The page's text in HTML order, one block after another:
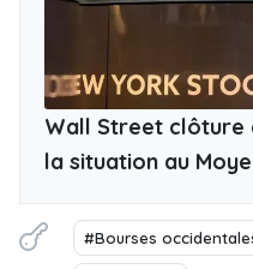
Wall Street clôture
la situation au
#Bourses